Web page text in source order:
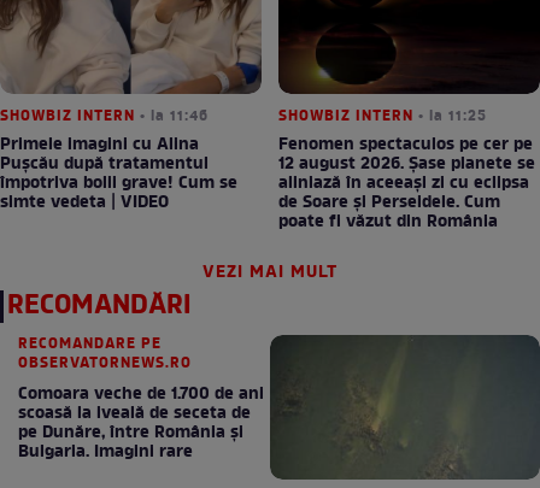
SHOWBIZ INTERN • la 11:46
Primele imagini cu Alina
Pușcău după tratamentul
împotriva bolii grave! Cum se
simte vedeta | VIDEO
SHOWBIZ INTERN • la 11:25
Fenomen spectaculos pe cer pe
12 august 2026. Șase planete se
aliniază în aceeași zi cu eclipsa
de Soare și Perseidele. Cum
poate fi văzut din România
VEZI MAI MULT
RECOMANDĂRI
RECOMANDARE PE
OBSERVATORNEWS.RO
Comoara veche de 1.700 de ani
scoasă la iveală de seceta de
pe Dunăre, între România şi
Bulgaria. Imagini rare